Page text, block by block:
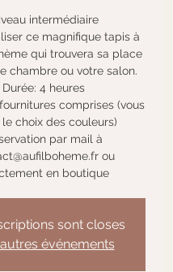
intermédiaire
ce magnifique tapis à
qui trouvera sa place
chambre ou votre salon.
Durée: 4 heures
comprises (vous
le choix des couleurs)
par mail à
ou
en boutique
sont closes
événements